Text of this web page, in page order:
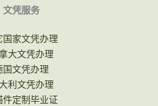
文凭服务
国家文凭办理
大文凭办理
国文凭办理
利文凭办理
件定制毕业证